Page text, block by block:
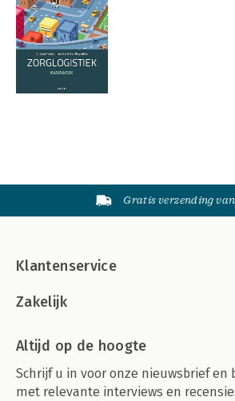
Gratis verzending
Klantenservice
Zakelijk
Altijd op de hoogte
Schrijf u in voor onze nieuwsbrief
met relevante interviews en